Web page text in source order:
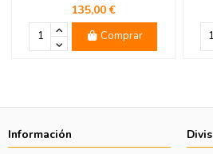
135,00 €
Comprar
Información